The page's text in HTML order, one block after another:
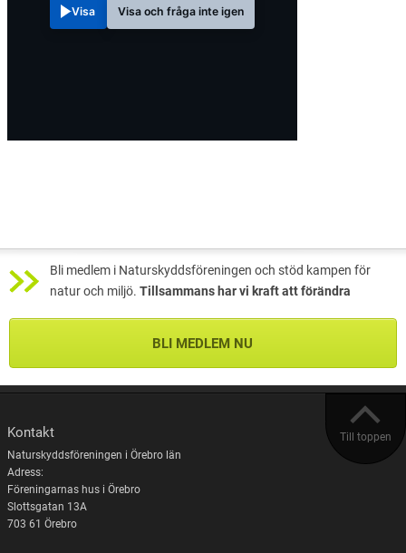
Visa Visa och fråga inte igen
Bli medlem i Naturskyddsföreningen och stöd kampen för
natur och miljö. Tillsammans har vi kraft att förändra
BLI MEDLEM NU
Till toppen
Kontakt
Naturskyddsföreningen i Örebro län
Adress:
Föreningarnas hus i Örebro
Slottsgatan 13A
703 61 Örebro